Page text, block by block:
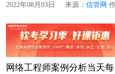
2022年08月03日 来源： 信管网
网络工程师案例分析当天